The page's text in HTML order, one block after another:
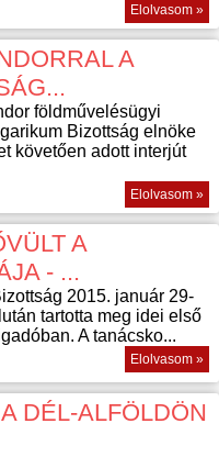
Elolvasom »
A
földművelésügyi
Bizottság elnöke
követően adott interjút
Elolvasom »
A
- ...
2015. január 29-
tartotta meg idei első
A tanácsko...
Elolvasom »
DÉL-ALFÖLDÖN